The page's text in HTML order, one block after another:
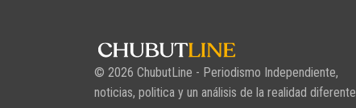
© 2026 ChubutLine - Periodismo Independiente,
noticias, politica y un análisis de la realidad diferente.